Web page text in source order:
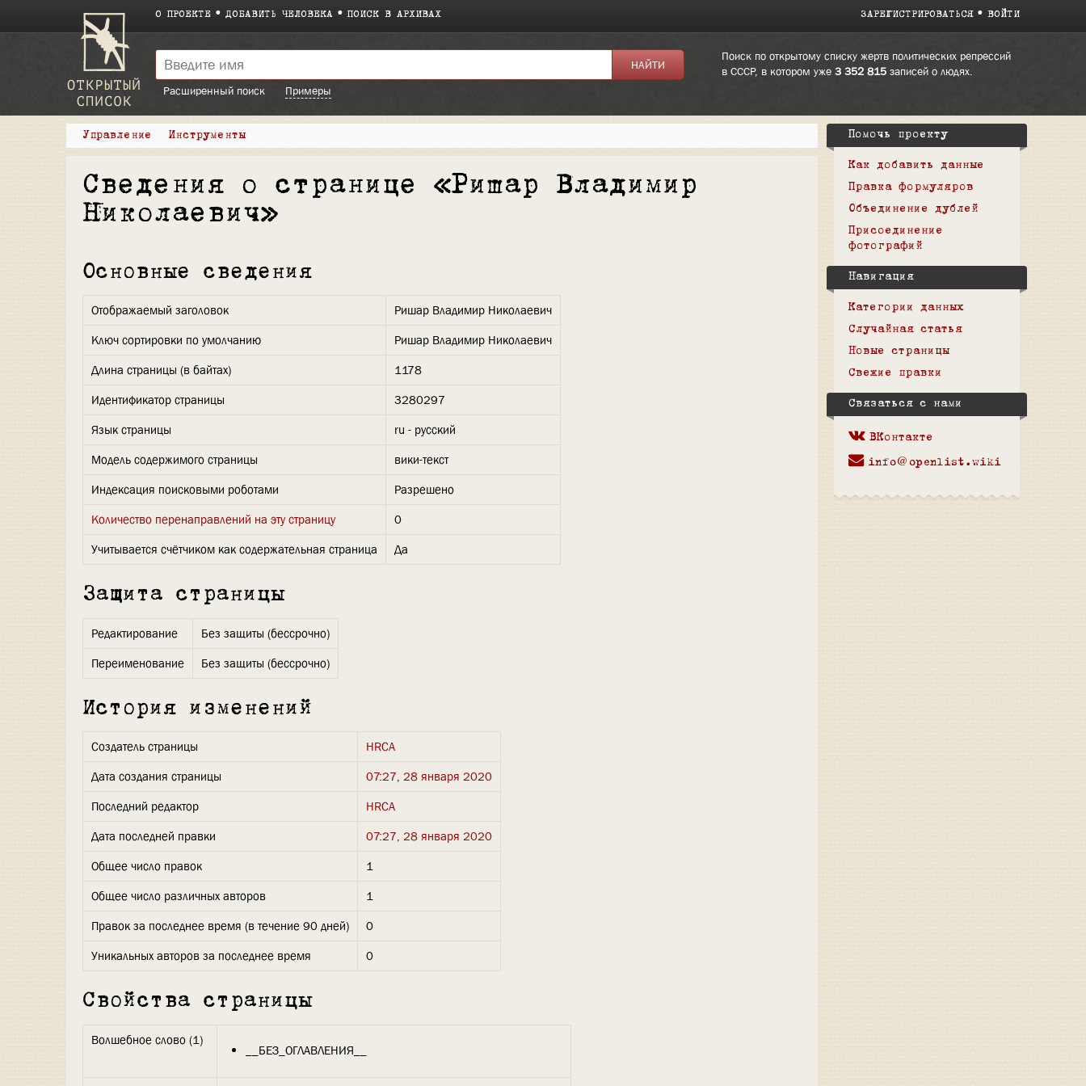
О ПРОЕКТЕ ДОБАВИТЬ ЧЕЛОВЕКА ПОИСК В АРХИВАХ ЗАРЕГИСТРИРОВАТЬСЯ ВОЙТИ
Поиск по открытому списку жертв политических репрессий
в СССР, в котором уже 3 352 815записей о людях.
Расширенный поиск
Примеры
Управление Инструменты
Сведения о странице «Ришар Владимир
Николаевич»
Основные сведения
Отображаемый заголовок
Ришар Владимир Николаевич
Ключ сортировки по умолчанию
Ришар Владимир Николаевич
Длина страницы (в байтах)
1178
Идентификатор страницы
3280297
Язык страницы
ru - русский
Модель содержимого страницы
вики-текст
Индексация поисковыми роботами
Разрешено
Количество перенаправлений на эту страницу
0
Учитывается счётчиком как содержательная страница
Да
Защита страницы
Редактирование
Без защиты (бессрочно)
Переименование
Без защиты (бессрочно)
История изменений
Создатель страницы
HRCA
Дата создания страницы
07:27, 28 января 2020
Последний редактор
HRCA
Дата последней правки
07:27, 28 января 2020
Общее число правок
1
Общее число различных авторов
1
Правок за последнее время (в течение 90 дней)
0
Уникальных авторов за последнее время
0
Свойства страницы
Волшебное слово (1)
__БЕЗ_ОГЛАВЛЕНИЯ__
Помочь проекту
Как добавить данные
Правка формуляров
Объединение дублей
Присоединение
фотографий
Навигация
Категории данных
Случайная статья
Новые страницы
Свежие правки
Связаться с нами
ВКонтакте
info@openlist.wiki